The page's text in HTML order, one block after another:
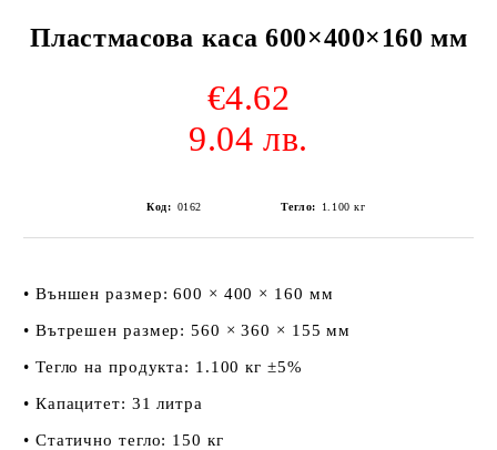
Пластмасова каса 600×400×160 мм
€4.62
9.04 лв.
Код: 0162 Тегло: 1.100 кг
• Външен размер: 600 × 400 × 160 мм
• Вътрешен размер: 560 × 360 × 155 мм
• Тегло на продукта: 1.100 кг ±5%
• Капацитет: 31 литра
• Статично тегло: 150 кг